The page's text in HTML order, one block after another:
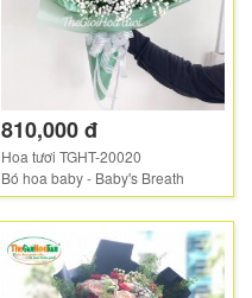
810,000 đ
Hoa tươi TGHT-20020
Bó hoa baby - Baby's Breath